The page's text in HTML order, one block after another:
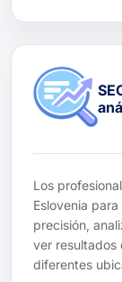
Los
Eslovenia
precisión,
ver resultados
diferentes